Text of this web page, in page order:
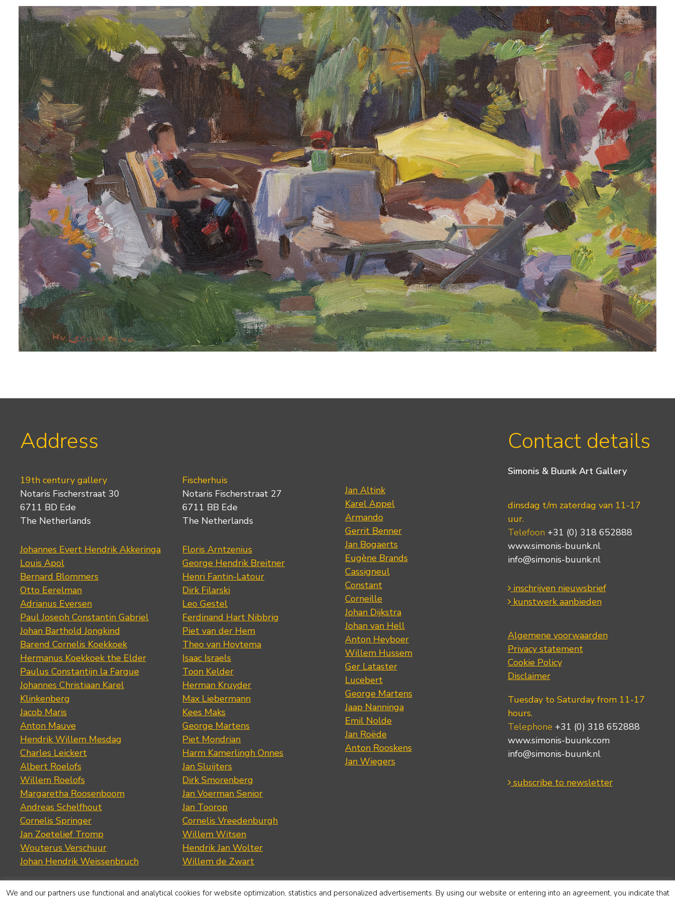
Address
19th century gallery
Notaris Fischerstraat 30
6711 BD Ede
The Netherlands
Johannes Evert Hendrik Akkeringa
Louis Apol
Bernard Blommers
Otto Eerelman
Adrianus Eversen
Paul Joseph Constantin Gabriel
Johan Barthold Jongkind
Barend Cornelis Koekkoek
Hermanus Koekkoek the Elder
Paulus Constantijn la Fargue
Johannes Christiaan Karel
Klinkenberg
Jacob Maris
Anton Mauve
Hendrik Willem Mesdag
Charles Leickert
Albert Roelofs
Willem Roelofs
Margaretha Roosenboom
Andreas Schelfhout
Cornelis Springer
Jan Zoetelief Tromp
Wouterus Verschuur
Johan Hendrik Weissenbruch
Fischerhuis
Notaris Fischerstraat 27
6711 BB Ede
The Netherlands
Floris Arntzenius
George Hendrik Breitner
Henri Fantin-Latour
Dirk Filarski
Leo Gestel
Ferdinand Hart Nibbrig
Piet van der Hem
Theo van Hoytema
Isaac Israels
Toon Kelder
Herman Kruyder
Max Liebermann
Kees Maks
George Martens
Piet Mondrian
Harm Kamerlingh Onnes
Jan Sluijters
Dirk Smorenberg
Jan Voerman Senior
Jan Toorop
Cornelis Vreedenburgh
Willem Witsen
Hendrik Jan Wolter
Willem de Zwart
Jan Altink
Karel Appel
Armando
Gerrit Benner
Jan Bogaerts
Eugène Brands
Cassigneul
Constant
Corneille
Johan Dijkstra
Johan van Hell
Anton Heyboer
Willem Hussem
Ger Lataster
Lucebert
George Martens
Jaap Nanninga
Emil Nolde
Jan Roëde
Anton Rooskens
Jan Wiegers
Contact details
Simonis & Buunk Art Gallery
dinsdag t/m zaterdag van 11-17
uur.
Telefoon +31 (0) 318 652888
www.simonis-buunk.nl
info@simonis-buunk.nl
inschrijven nieuwsbrief
kunstwerk aanbieden
Algemene voorwaarden
Privacy statement
Cookie Policy
Disclaimer
Tuesday to Saturday from 11-17
hours.
Telephone +31 (0) 318 652888
www.simonis-buunk.com
info@simonis-buunk.nl
subscribe to newsletter
We and our partners use functional and analytical cookies for website optimization, statistics and personalized advertisements. By using our website or entering into an agreement, you indicate that